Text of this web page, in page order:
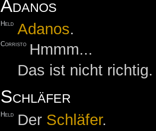
Adanos
Held Adanos.
Corristo Hmmm...
Das ist nicht
Schläfer
Held Der Schläfer.